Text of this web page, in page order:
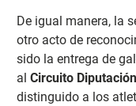
De igual manera, la
otro acto de
sido la entrega de
al Circuito
distinguido a los